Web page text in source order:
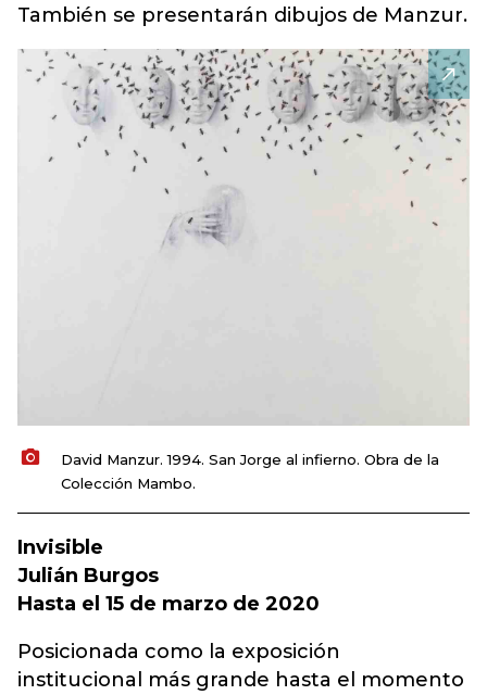
También se presentarán dibujos de Manzur.
David Manzur. 1994. San Jorge al infierno. Obra de la
Colección Mambo.
Invisible
Julián Burgos
Hasta el 15 de marzo de 2020
Posicionada como la exposición
institucional más grande hasta el momento